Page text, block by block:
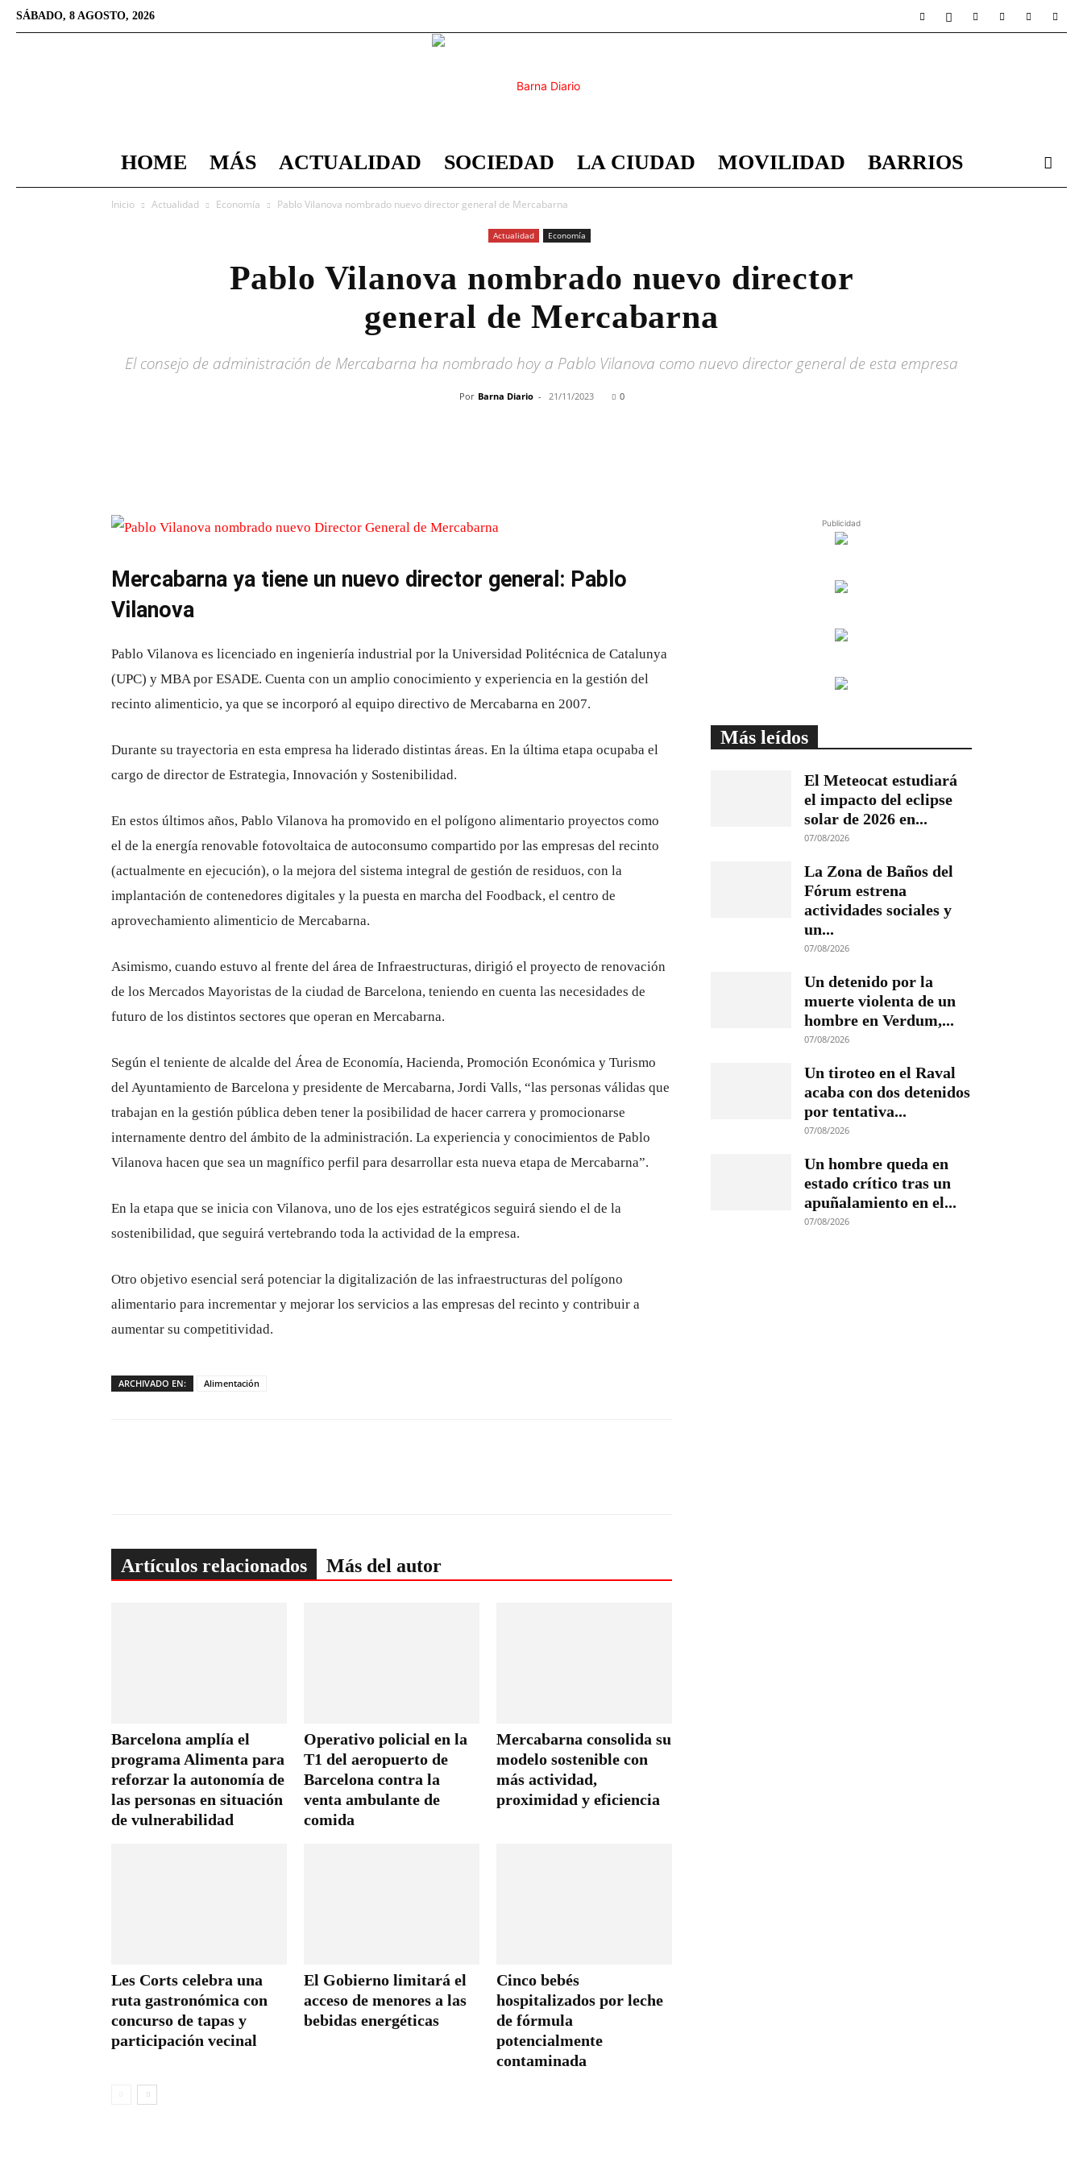
SÁBADO, 8 AGOSTO, 2026
Barna
HOME MÁS ACTUALIDAD SOCIEDAD LA CIUDAD MOVILIDAD BARRIOS
Inicio Actualidad Economía Pablo Vilanova nombrado nuevo director general de Mercabarna
Actualidad Economía
Pablo Vilanova nombrado nuevo director
general de Mercabarna
El consejo de administración de Mercabarna ha nombrado hoy a Pablo Vilanova como nuevo director general de esta empresa
Por Barna Diario - 21/11/2023 0
Mercabarna ya tiene un nuevo director general: Pablo
Vilanova
Pablo Vilanova es licenciado en ingeniería industrial por la Universidad Politécnica de Catalunya
(UPC) y MBA por ESADE. Cuenta con un amplio conocimiento y experiencia en la gestión del
recinto alimenticio, ya que se incorporó al equipo directivo de Mercabarna en 2007.
Durante su trayectoria en esta empresa ha liderado distintas áreas. En la última etapa ocupaba el
cargo de director de Estrategia, Innovación y Sostenibilidad.
En estos últimos años, Pablo Vilanova ha promovido en el polígono alimentario proyectos como
el de la energía renovable fotovoltaica de autoconsumo compartido por las empresas del recinto
(actualmente en ejecución), o la mejora del sistema integral de gestión de residuos, con la
implantación de contenedores digitales y la puesta en marcha del Foodback, el centro de
aprovechamiento alimenticio de Mercabarna.
Asimismo, cuando estuvo al frente del área de Infraestructuras, dirigió el proyecto de renovación
de los Mercados Mayoristas de la ciudad de Barcelona, ​​teniendo en cuenta las necesidades de
futuro de los distintos sectores que operan en Mercabarna.
Según el teniente de alcalde del Área de Economía, Hacienda, Promoción Económica y Turismo
del Ayuntamiento de Barcelona y presidente de Mercabarna, Jordi Valls, “las personas válidas que
trabajan en la gestión pública deben tener la posibilidad de hacer carrera y promocionarse
internamente dentro del ámbito de la administración. La experiencia y conocimientos de Pablo
Vilanova hacen que sea un magnífico perfil para desarrollar esta nueva etapa de Mercabarna”.
En la etapa que se inicia con Vilanova, uno de los ejes estratégicos seguirá siendo el de la
sostenibilidad, que seguirá vertebrando toda la actividad de la empresa.
Otro objetivo esencial será potenciar la digitalización de las infraestructuras del polígono
alimentario para incrementar y mejorar los servicios a las empresas del recinto y contribuir a
aumentar su competitividad.
ARCHIVADO EN: Alimentación
Artículos relacionados Más del autor
Barcelona amplía el
programa Alimenta para
reforzar la autonomía de
las personas en situación
de vulnerabilidad
Operativo policial en la
T1 del aeropuerto de
Barcelona contra la
venta ambulante de
comida
Mercabarna consolida su
modelo sostenible con
más actividad,
proximidad y eficiencia
Les Corts celebra una
ruta gastronómica con
concurso de tapas y
participación vecinal
El Gobierno limitará el
acceso de menores a las
bebidas energéticas
Cinco bebés
hospitalizados por leche
de fórmula
potencialmente
contaminada
Publicidad
Más leídos
El Meteocat estudiará
el impacto del eclipse
solar de 2026 en...
07/08/2026
La Zona de Baños del
Fórum estrena
actividades sociales y
un...
07/08/2026
Un detenido por la
muerte violenta de un
hombre en Verdum,...
07/08/2026
Un tiroteo en el Raval
acaba con dos detenidos
por tentativa...
07/08/2026
Un hombre queda en
estado crítico tras un
apuñalamiento en el...
07/08/2026